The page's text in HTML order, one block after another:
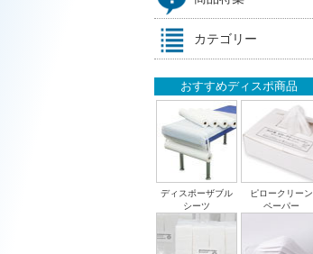
カテゴリー
おすすめディスポ商品
ディスポーザブル
シーツ
ピロークリーン
ペーパー